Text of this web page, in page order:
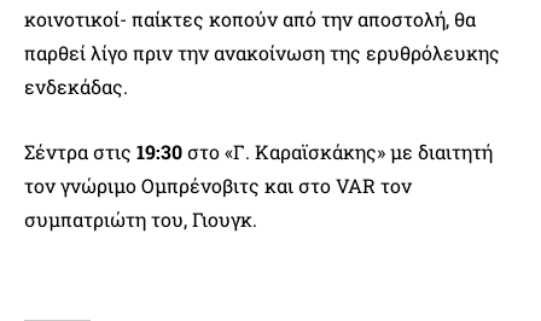
κοινοτικοί- παίκτες κοπούν από την αποστολή, θα
παρθεί λίγο πριν την ανακοίνωση της ερυθρόλευκης
ενδεκάδας.
Σέντρα στις 19:30στο «Γ. Καραϊσκάκης» με διαιτητή
τον γνώριμο Ομπρένοβιτς και στο VAR τον
συμπατριώτη του, Γιουγκ.